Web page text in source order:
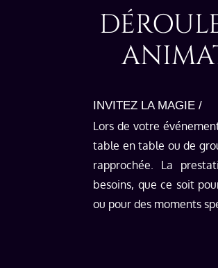
INVITEZ LA MAGIE /
Lors de votre
table en table ou de
rapprochée. La
besoins, que ce soit
ou pour des moments